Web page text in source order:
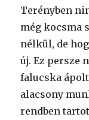
Terényben
még kocsma
nélkül, de
új. Ez persze
falucska
alacsony
rendben